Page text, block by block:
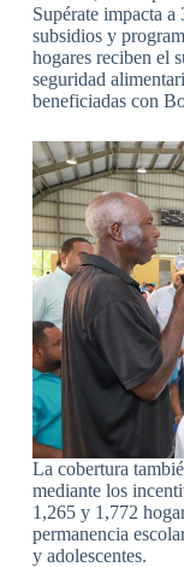
Supérate impacta
subsidios y
hogares reciben el
seguridad
beneficiadas con
La cobertura
mediante los
1,265 y 1,772
permanencia
y adolescentes.